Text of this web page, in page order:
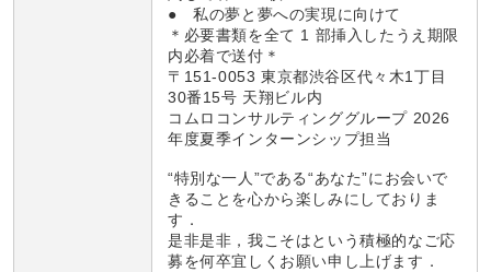
● 私の夢と夢への実現に向けて
＊必要書類を全て 1 部挿入したうえ期限
内必着で送付＊
〒151-0053 東京都渋谷区代々木1丁目
30番15号 天翔ビル内
コムロコンサルティンググループ 2026
年度夏季インターンシップ担当
“特別な一人”である“あなた”にお会いで
きることを心から楽しみにしておりま
す．
是非是非，我こそはという積極的なご応
募を何卒宜しくお願い申し上げます．